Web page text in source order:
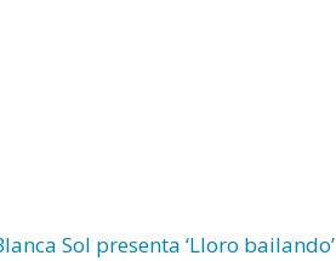
Sol presenta ‘Lloro bailando’